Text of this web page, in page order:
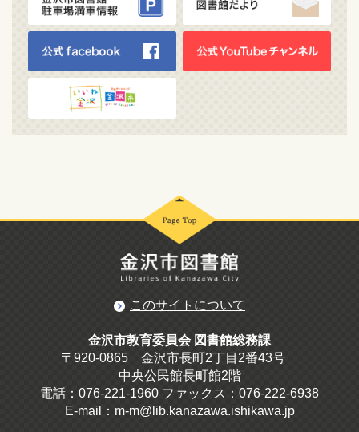
このサイトについて
金沢市教育委員会 図書館総務課
〒920-0865 金沢市長町2丁目2番43号
中央公民館長町館2階
電話：076-221-1960 ファックス：076-222-6938
E-mail：m-m@lib.kanazawa.ishikawa.jp